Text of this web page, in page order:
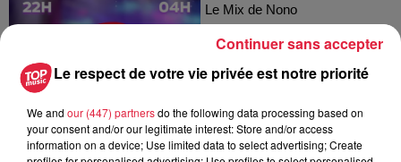
Le Mix de Nono
Le respect de votre vie privée est notre priorité
We and our (447) partnersdo the following data processing based on
your consent and/or our legitimate interest: Store and/or access
information on a device; Use limited data to select advertising; Create
Continuer sans accepter